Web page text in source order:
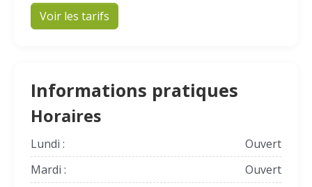
Voir les tarifs
Informations pratiques
Horaires
Lundi :
Ouvert
Mardi :
Ouvert